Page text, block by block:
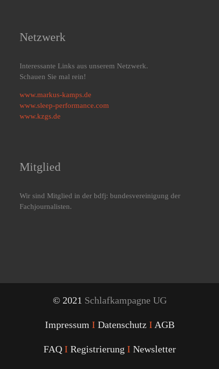
Netzwerk
Interessante Links aus unserem Netzwerk.
Schauen Sie mal rein!
www.markus-kamps.de
www.sleep-performance.com
www.kzgs.de
Mitglied
Wir sind Mitglied in der bdfj: bundesvereinigung der
Fachjournalisten.
© 2021 Schlafkampagne UG
Impressum I Datenschutz I AGB
FAQ I Registrierung I Newsletter